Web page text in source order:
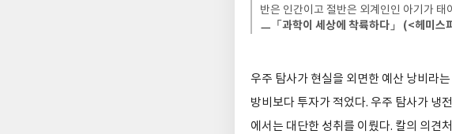
반은 인간이고 절반은 외계인인 아기가 태
ㅡ「과학이 세상에 착륙하다」 (<헤미
우주 탐사가 현실을 외면한 예산 낭비라
방비보다 투자가 적었다. 우주 탐사가 냉
에서는 대단한 성취를 이뤘다. 칼의 의견